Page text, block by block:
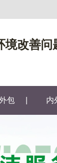
境改善问
包 内